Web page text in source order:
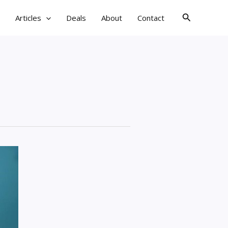
Articles Deals About Contact
검